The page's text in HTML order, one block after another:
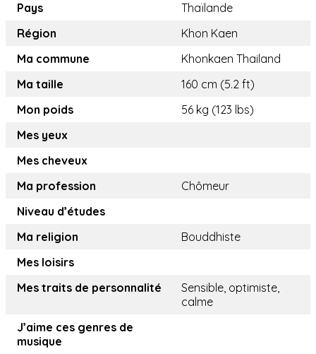
Pays
Thaïlande
Région
Khon Kaen
Ma commune
Khonkaen Thailand
Ma taille
160 cm (5.2 ft)
Mon poids
56 kg (123 lbs)
Mes yeux
Mes cheveux
Ma profession
Chômeur
Niveau d’études
Ma religion
Bouddhiste
Mes loisirs
Mes traits de personnalité
Sensible, optimiste,
calme
J’aime ces genres de
musique